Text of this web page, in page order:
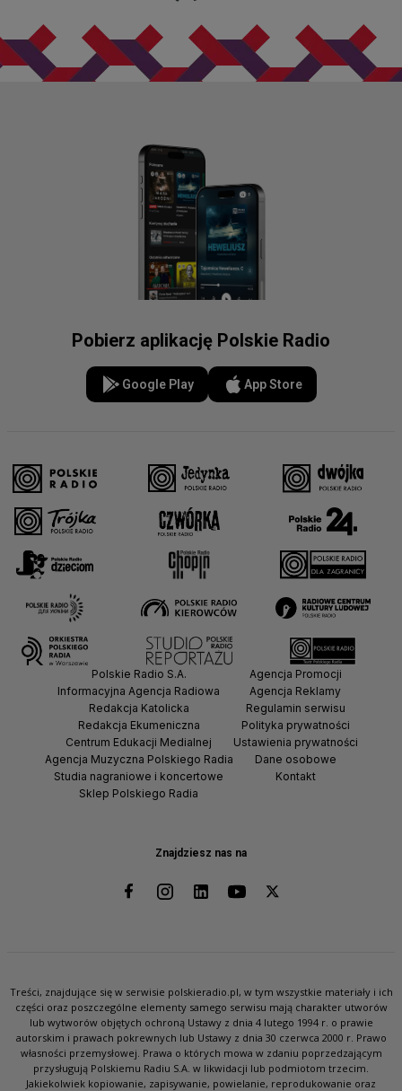
Pobierz aplikację Polskie Radio
Google Play App Store
Znajdziesz nas na
Polskie Radio S.A.
Informacyjna Agencja Radiowa
Redakcja Katolicka
Redakcja Ekumeniczna
Centrum Edukacji Medialnej
Agencja Muzyczna Polskiego Radia
Studia nagraniowe i koncertowe
Sklep Polskiego Radia
Agencja Promocji
Agencja Reklamy
Regulamin serwisu
Polityka prywatności
Ustawienia prywatności
Dane osobowe
Kontakt
Treści, znajdujące się w serwisie polskieradio.pl, w tym wszystkie materiały i ich
części oraz poszczególne elementy samego serwisu mają charakter utworów
lub wytworów objętych ochroną Ustawy z dnia 4 lutego 1994 r. o prawie
autorskim i prawach pokrewnych lub Ustawy z dnia 30 czerwca 2000 r. Prawo
własności przemysłowej. Prawa o których mowa w zdaniu poprzedzającym
przysługują Polskiemu Radiu S.A. w likwidacji lub podmiotom trzecim.
Jakiekolwiek kopiowanie, zapisywanie, powielanie, reprodukowanie oraz